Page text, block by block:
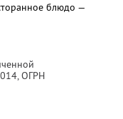
блюдо —
, ОГРН